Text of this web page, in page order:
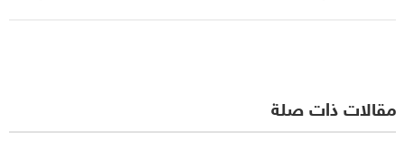
مقالات ذات صلة